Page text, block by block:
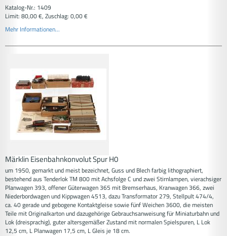
Katalog-Nr.: 1409
Limit: 80,00 €, Zuschlag: 0,00 €
Mehr Informationen...
Märklin Eisenbahnkonvolut Spur H0
um 1950, gemarkt und meist bezeichnet, Guss und Blech farbig lithographiert,
bestehend aus Tenderlok TM 800 mit Achsfolge C und zwei Stirnlampen, vierachsiger
Planwagen 393, offener Güterwagen 365 mit Bremserhaus, Kranwagen 366, zwei
Niederbordwagen und Kippwagen 4513, dazu Transformator 279, Stellpult 474/4,
ca. 40 gerade und gebogene Kontaktgleise sowie fünf Weichen 3600, die meisten
Teile mit Originalkarton und dazugehörige Gebrauchsanweisung für Miniaturbahn und
Lok (dreisprachig), guter altersgemäßer Zustand mit normalen Spielspuren, L Lok
12,5 cm, L Planwagen 17,5 cm, L Gleis je 18 cm.